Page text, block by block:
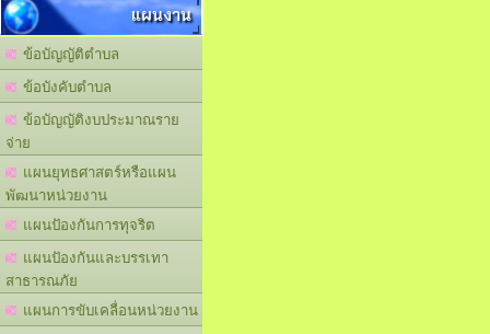
แผนงาน
ข้อบัญญัติตำบล
ข้อบังคับตำบล
ข้อบัญญัติงบประมาณราย
จ่าย
แผนยุทธศาสตร์หรือแผน
พัฒนาหน่วยงาน
แผนปัองกันการทุจริต
แผนปัองกันและบรรเทา
สาธารณภัย
แผนการขับเคลื่อนหน่วยงาน